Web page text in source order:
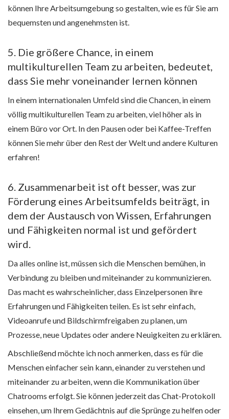
können Ihre Arbeitsumgebung so gestalten, wie es für Sie am
bequemsten und angenehmsten ist.
5. Die größere Chance, in einem
multikulturellen Team zu arbeiten, bedeutet,
dass Sie mehr voneinander lernen können
In einem internationalen Umfeld sind die Chancen, in einem
völlig multikulturellen Team zu arbeiten, viel höher als in
einem Büro vor Ort. In den Pausen oder bei Kaffee-Treffen
können Sie mehr über den Rest der Welt und andere Kulturen
erfahren!
6. Zusammenarbeit ist oft besser, was zur
Förderung eines Arbeitsumfelds beiträgt, in
dem der Austausch von Wissen, Erfahrungen
und Fähigkeiten normal ist und gefördert
wird.
Da alles online ist, müssen sich die Menschen bemühen, in
Verbindung zu bleiben und miteinander zu kommunizieren.
Das macht es wahrscheinlicher, dass Einzelpersonen ihre
Erfahrungen und Fähigkeiten teilen. Es ist sehr einfach,
Videoanrufe und Bildschirmfreigaben zu planen, um
Prozesse, neue Updates oder andere Neuigkeiten zu erklären.
Abschließend möchte ich noch anmerken, dass es für die
Menschen einfacher sein kann, einander zu verstehen und
miteinander zu arbeiten, wenn die Kommunikation über
Chatrooms erfolgt. Sie können jederzeit das Chat-Protokoll
einsehen, um Ihrem Gedächtnis auf die Sprünge zu helfen oder